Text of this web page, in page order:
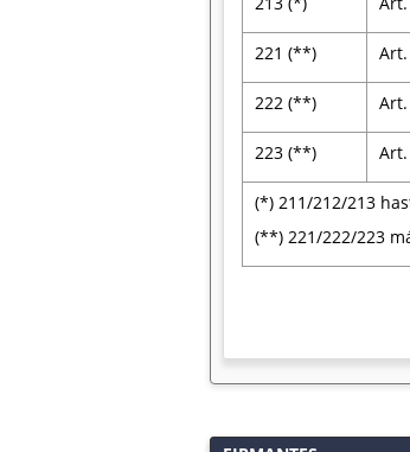
221 (**)
222 (**)
223 (**)
(*) 211/212/213
(**) 221/222/223